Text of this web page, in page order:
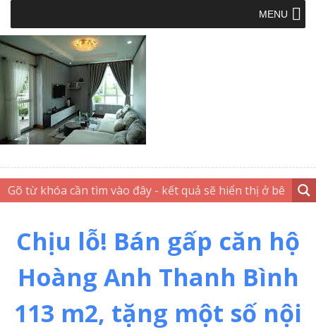
MENU
Chịu lỗ! Bán gấp căn hộ
Hoàng Anh Thanh Bình
113 m2, tặng một số nội